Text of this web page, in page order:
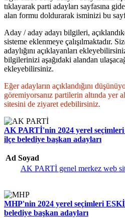
tıklayarak parti adayları sayfasına
alan formu doldurarak isminizi bu
Aday / aday adayı bilgileri,
sisteme eklenmeye çalışılmaktadır.
adaylığını açıklayanları
bilgilerinizi aşağıdaki alandan
ekleyebilirsiniz.
Eğer adayların açıklandığını
göremiyorsanız partilerin altında yer
sitesini de ziyaret edebilirsiniz.
AK PARTİ'nin 2024 yerel
ilçe belediye başkan adayları
Ad Soyad
AK PARTİ genel merkez web
MHP'nin 2024 yerel seçimleri
belediye başkan adayları